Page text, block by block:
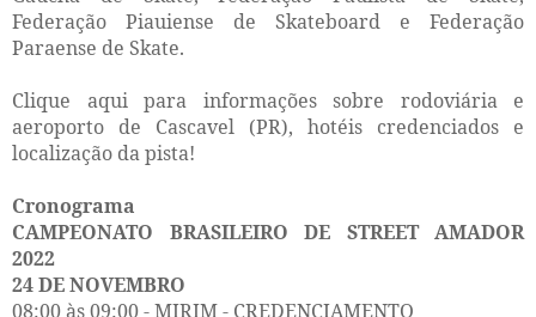
Federação Piauiense de Skateboard e Federação
Paraense de Skate.
Clique aqui para informações sobre rodoviária e
aeroporto de Cascavel (PR), hotéis credenciados e
localização da pista!
Cronograma
CAMPEONATO BRASILEIRO DE STREET AMADOR
2022
24 DE NOVEMBRO
08:00 às 09:00 - MIRIM - CREDENCIAMENTO